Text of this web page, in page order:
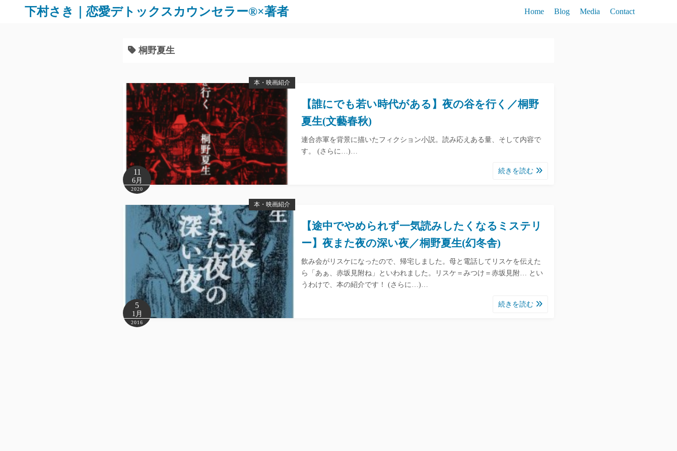
下村さき｜恋愛デトックスカウンセラー®×著者 Home Blog Media Contact
桐野夏生
本・映画紹介
11
6月
2020
【誰にでも若い時代がある】夜の谷を行く／桐野
夏生(文藝春秋)
連合赤軍を背景に描いたフィクション小説。読み応えある量、そして内容で
す。 (さらに…)…
続きを読む
本・映画紹介
5
1月
2016
【途中でやめられず一気読みしたくなるミステリ
ー】夜また夜の深い夜／桐野夏生(幻冬舎)
飲み会がリスケになったので、帰宅しました。母と電話してリスケを伝えた
ら「あぁ、赤坂見附ね」といわれました。リスケ＝みつけ＝赤坂見附… とい
うわけで、本の紹介です！ (さらに…)…
続きを読む